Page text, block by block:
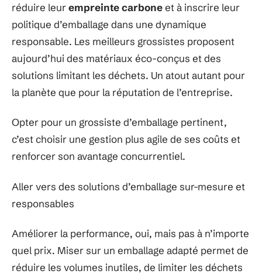
réduire leurempreinte carboneet à inscrire leur
politique d’emballage dans une dynamique
responsable. Les meilleurs grossistes proposent
aujourd’hui des matériaux éco-conçus et des
solutions limitant les déchets. Un atout autant pour
la planète que pour la réputation de l’entreprise.
Opter pour un grossiste d’emballage pertinent,
c’est choisir une gestion plus agile de ses coûts et
renforcer son avantage concurrentiel.
Aller vers des solutions d’emballage sur-mesure et
responsables
Améliorer la performance, oui, mais pas à n’importe
quel prix. Miser sur un emballage adapté permet de
réduire les volumes inutiles, de limiter les déchets